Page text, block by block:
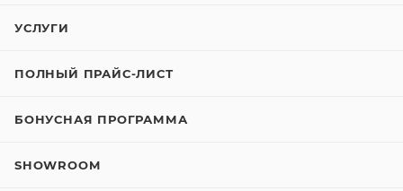
УСЛУГИ
ПОЛНЫЙ ПРАЙС-ЛИСТ
БОНУСНАЯ ПРОГРАММА
SHOWROOM